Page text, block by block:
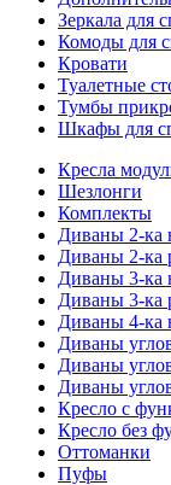
Зеркала для
Комоды для
Кровати
Туалетные
Тумбы
Шкафы для
Кресла
Шезлонги
Комплекты
Диваны 2-ка
Диваны 2-ка
Диваны 3-ка
Диваны 3-ка
Диваны 4-ка
Диваны
Диваны
Диваны
Кресло с
Кресло без
Оттоманки
Пуфы